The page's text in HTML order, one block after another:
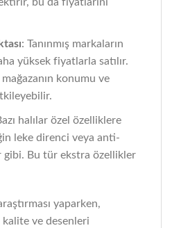
bu da fiyatlarını
: Tanınmış markaların
yüksek fiyatlarla satılır.
mağazanın konumu ve
halılar özel özelliklere
leke direnci veya anti-
gibi. Bu tür ekstra özellikler
yaparken,
kalite ve desenleri